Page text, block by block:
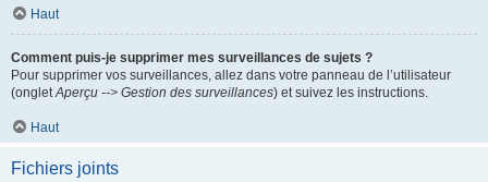
Haut
Comment puis-je supprimer mes surveillances de sujets ?
Pour supprimer vos surveillances, allez dans votre panneau de l’utilisateur
(ongletAperçu --> Gestion des surveillances) et suivez les instructions.
Haut
Fichiers joints